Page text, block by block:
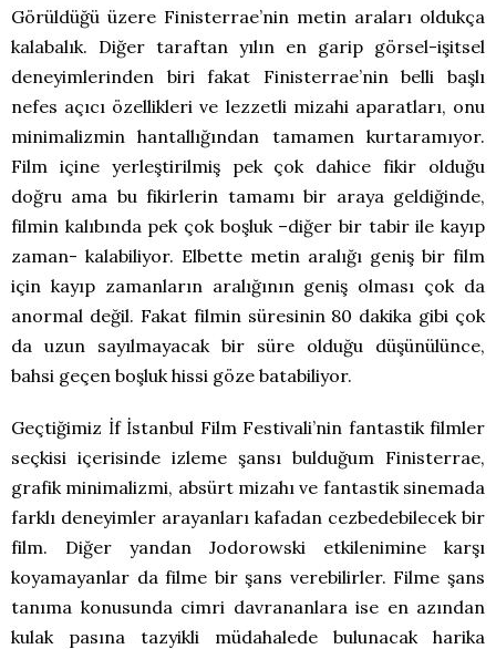
Görüldüğü üzere Finisterrae’nin metin araları oldukça
kalabalık. Diğer taraftan yılın en garip görsel-işitsel
deneyimlerinden biri fakat Finisterrae’nin belli başlı
nefes açıcı özellikleri ve lezzetli mizahi aparatları, onu
minimalizmin hantallığından tamamen kurtaramıyor.
Film içine yerleştirilmiş pek çok dahice fikir olduğu
doğru ama bu fikirlerin tamamı bir araya geldiğinde,
filmin kalıbında pek çok boşluk –diğer bir tabir ile kayıp
zaman- kalabiliyor. Elbette metin aralığı geniş bir film
için kayıp zamanların aralığının geniş olması çok da
anormal değil. Fakat filmin süresinin 80 dakika gibi çok
da uzun sayılmayacak bir süre olduğu düşünülünce,
bahsi geçen boşluk hissi göze batabiliyor.
Geçtiğimiz İf İstanbul Film Festivali’nin fantastik filmler
seçkisi içerisinde izleme şansı bulduğum Finisterrae,
grafik minimalizmi, absürt mizahı ve fantastik sinemada
farklı deneyimler arayanları kafadan cezbedebilecek bir
film. Diğer yandan Jodorowski etkilenimine karşı
koyamayanlar da filme bir şans verebilirler. Filme şans
tanıma konusunda cimri davrananlara ise en azından
kulak pasına tazyikli müdahalede bulunacak harika